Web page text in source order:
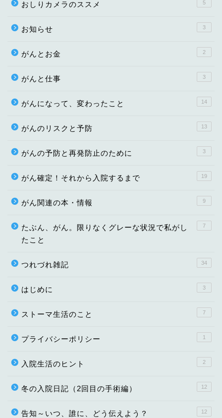
おしりカメラのススメ 5
お知らせ 3
がんとお金 2
がんと仕事 3
がんになって、変わったこと 14
がんのリスクと予防 13
がんの予防と再発防止のために 3
がん確定！それから入院するまで 19
がん関連の本・情報 9
たぶん、がん。限りなくグレーな状況で私がし
たこと
7
つれづれ雑記 34
はじめに 3
ストーマ生活のこと 7
プライバシーポリシー 1
入院生活のヒント 2
冬の入院日記（2回目の手術編） 12
告知～いつ、誰に、どう伝えよう？ 12